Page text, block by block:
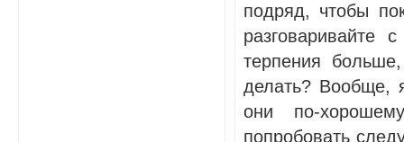
подряд, чтобы
терпения
делать? Вообще,
они по-
попробовать